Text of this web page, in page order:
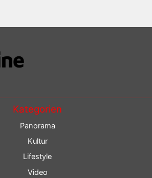
Kategorien
Panorama
Kultur
Lifestyle
Video